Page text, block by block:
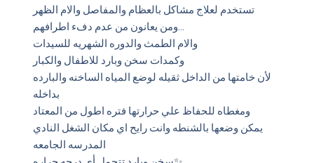
تستخدم لعلاج مشاكل بالعظام والمفاصل والام الظهر
والام الطمث والدوره الشهريه للسيدات
وكمدات سخن وبارد للاطفال والكبار
لأن خامتها من الداخل ثقيله لوضع المياه الساخنه والبارده
بداخله
ومغطاه للحفاظ علي حرارتها فتره اطول من المعتاد
يمكن وضعها بالشنطه وانت رايح اي مكان الشغل النادي
المدرسه الجامعه